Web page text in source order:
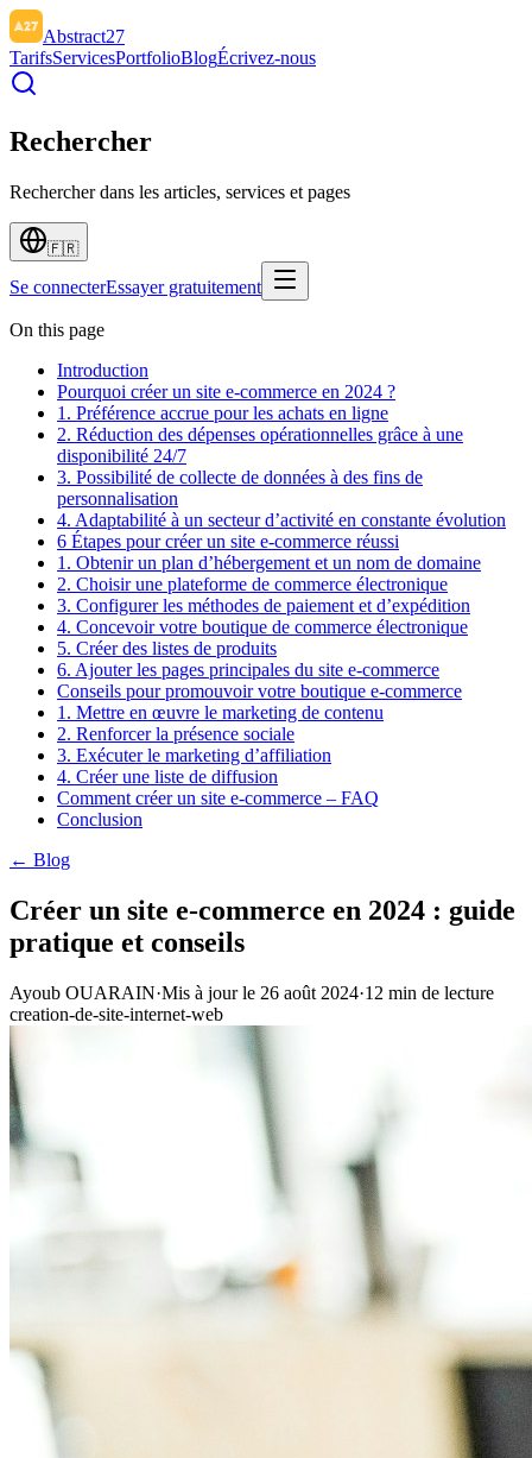
Abstract27
TarifsServicesPortfolioBlogÉcrivez-nous
Rechercher
Rechercher dans les articles, services et pages
🇫🇷
Se connecterEssayer gratuitement
On this page
Introduction
Pourquoi créer un site e-commerce en 2024 ?
1. Préférence accrue pour les achats en ligne
2. Réduction des dépenses opérationnelles grâce à une
disponibilité 24/7
3. Possibilité de collecte de données à des fins de
personnalisation
4. Adaptabilité à un secteur d’activité en constante évolution
6 Étapes pour créer un site e-commerce réussi
1. Obtenir un plan d’hébergement et un nom de domaine
2. Choisir une plateforme de commerce électronique
3. Configurer les méthodes de paiement et d’expédition
4. Concevoir votre boutique de commerce électronique
5. Créer des listes de produits
6. Ajouter les pages principales du site e-commerce
Conseils pour promouvoir votre boutique e-commerce
1. Mettre en œuvre le marketing de contenu
2. Renforcer la présence sociale
3. Exécuter le marketing d’affiliation
4. Créer une liste de diffusion
Comment créer un site e-commerce – FAQ
Conclusion
← Blog
Créer un site e-commerce en 2024 : guide
pratique et conseils
Ayoub OUARAIN·Mis à jour le 26 août 2024·12 min de lecture
creation-de-site-internet-web